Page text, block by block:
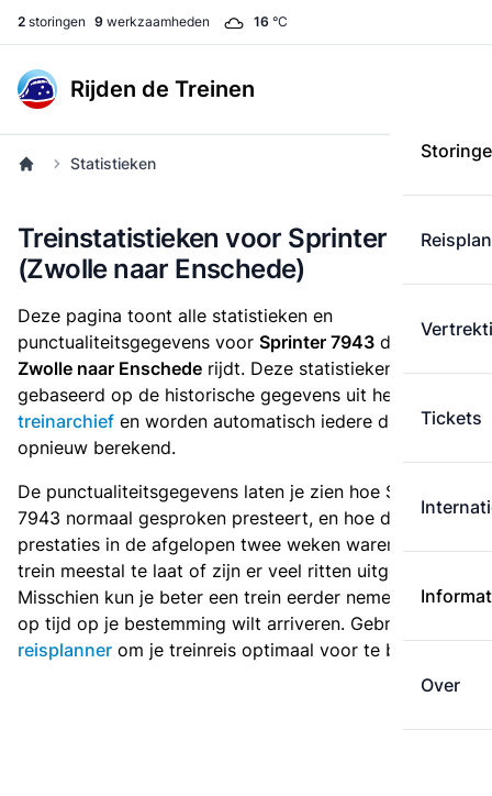
2 storingen 9 werkzaamheden 16 °C
Rijden de Treinen
Tickets
Over
Statistieken
Treinstatistieken voor Sprinter 7943
(Zwolle naar Enschede)
Deze pagina toont alle statistieken en
punctualiteitsgegevens voor Sprinter 7943 die
van
Zwolle naar Enschede rijdt. Deze statistieken zijn
gebaseerd op de historische gegevens uit het
treinarchief en worden automatisch iedere dag
opnieuw berekend.
De punctualiteitsgegevens laten je zien hoe Sprinter
7943 normaal gesproken presteert, en hoe de
prestaties in de afgelopen twee weken waren. Is deze
trein meestal te laat of zijn er veel ritten uitgevallen?
Misschien kun je beter een trein eerder nemen als je
op tijd op je bestemming wilt arriveren. Gebruik de
reisplanner om je treinreis optimaal voor te bereiden.